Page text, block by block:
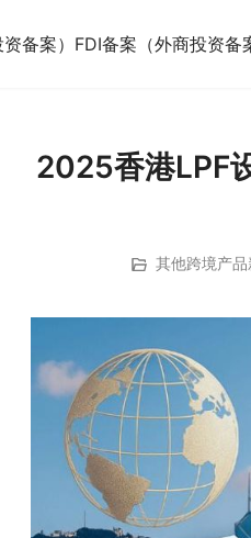
备案） FDI备案（外商投资备
2025香港LPF
其他跨境产品